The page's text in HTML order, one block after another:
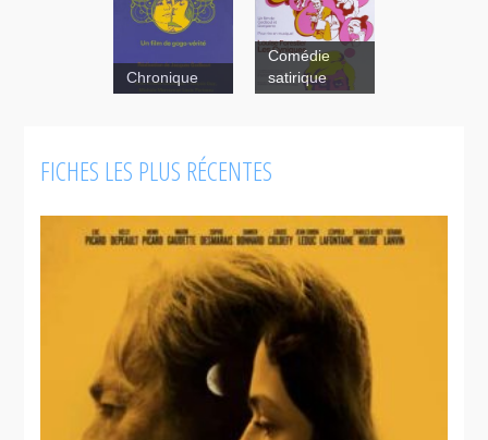
YUL-871
Chronique
Comédie
satirique
FICHES LES PLUS RÉCENTES